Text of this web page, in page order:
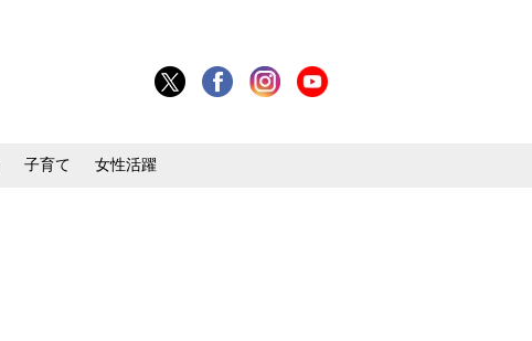
子育て 女性活躍